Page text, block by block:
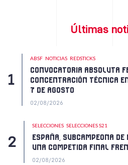
Últimas
ABSF NOTICIAS REDSTICKS
CONVOCATORIA ABSOLUTA
CONCENTRACIÓN TÉCNICA
7 DE AGOSTO
02/08/2026
SELECCIONES SELECCIONES S21
ESPAÑA, SUBCAMPEONA DE
UNA COMPETIDA FINAL
02/08/2026